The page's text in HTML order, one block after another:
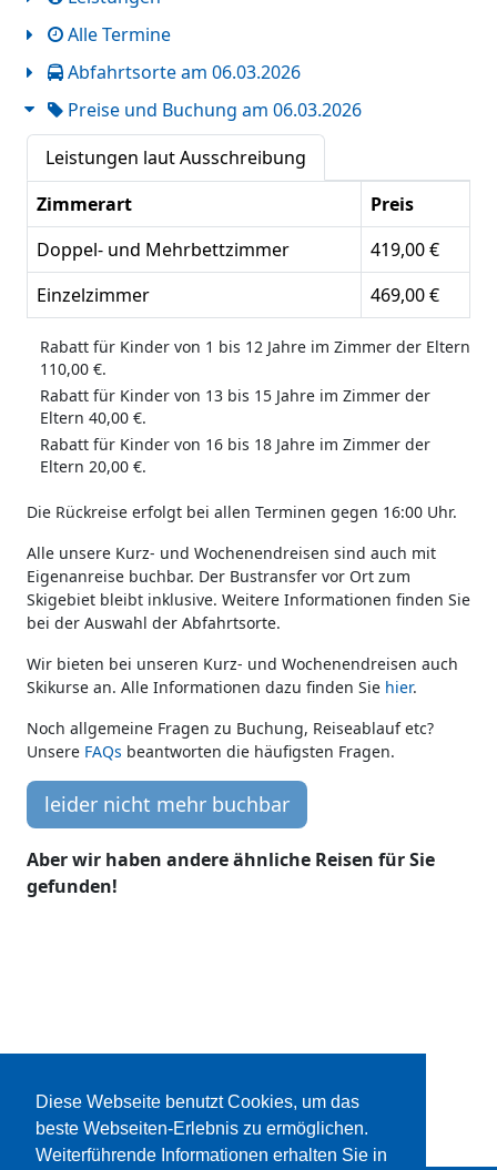
Diese Webseite benutzt Cookies, um das
beste Webseiten-Erlebnis zu ermöglichen.
Weiterführende Informationen erhalten Sie in
Alle Termine
Abfahrtsorte am 06.03.2026
Preise und Buchung am 06.03.2026
Leistungen laut Ausschreibung
Zimmerart
Preis
Doppel- und Mehrbettzimmer
419,00 €
Einzelzimmer
469,00 €
Rabatt für Kinder von 1 bis 12 Jahre im Zimmer der Eltern
110,00 €.
Rabatt für Kinder von 13 bis 15 Jahre im Zimmer der
Eltern 40,00 €.
Rabatt für Kinder von 16 bis 18 Jahre im Zimmer der
Eltern 20,00 €.
Die Rückreise erfolgt bei allen Terminen gegen 16:00 Uhr.
Alle unsere Kurz- und Wochenendreisen sind auch mit
Eigenanreise buchbar. Der Bustransfer vor Ort zum
Skigebiet bleibt inklusive. Weitere Informationen finden Sie
bei der Auswahl der Abfahrtsorte.
Wir bieten bei unseren Kurz- und Wochenendreisen auch
Skikurse an. Alle Informationen dazu finden Sie hier.
Noch allgemeine Fragen zu Buchung, Reiseablauf etc?
Unsere FAQs beantworten die häufigsten Fragen.
leider nicht mehr buchbar
Aber wir haben andere ähnliche Reisen für Sie
gefunden!